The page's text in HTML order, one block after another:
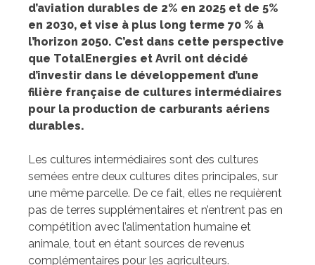
d’aviation durables de 2% en 2025 et de 5%
en 2030, et vise à plus long terme 70 % à
l’horizon 2050. C’est dans cette perspective
que TotalEnergies et Avril ont décidé
d’investir dans le développement d’une
filière française de cultures intermédiaires
pour la production de carburants aériens
durables.
Les cultures intermédiaires sont des cultures
semées entre deux cultures dites principales, sur
une même parcelle. De ce fait, elles ne requièrent
pas de terres supplémentaires et n’entrent pas en
compétition avec l’alimentation humaine et
animale, tout en étant sources de revenus
complémentaires pour les agriculteurs.